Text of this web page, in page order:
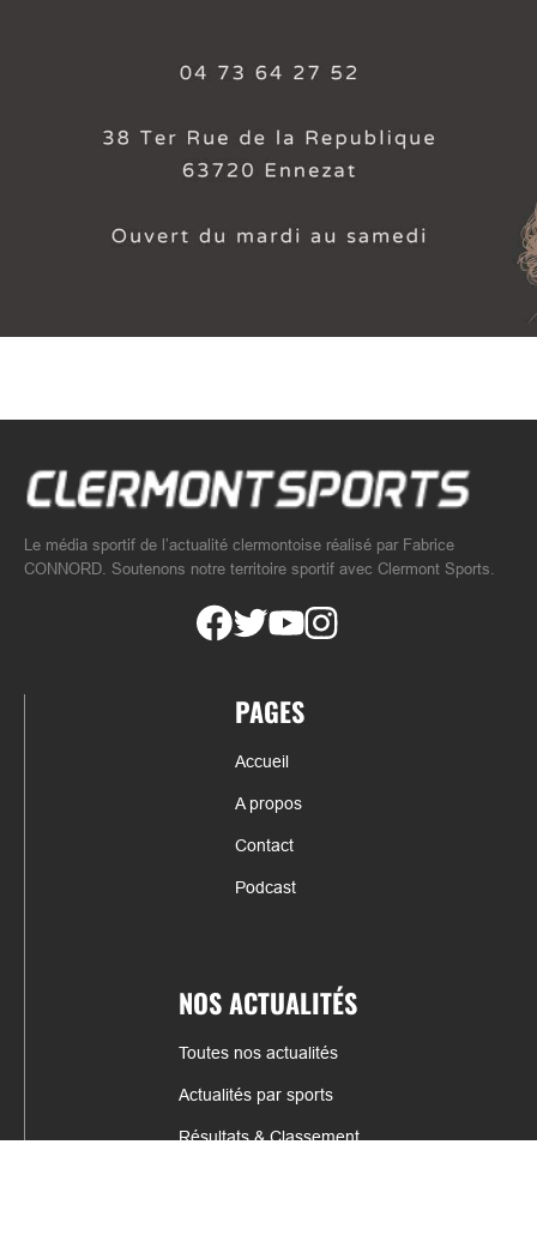
Le média sportif de l’actualité clermontoise réalisé par Fabrice
CONNORD. Soutenons notre territoire sportif avec Clermont Sports.
PAGES
Accueil
A propos
Contact
Podcast
NOS ACTUALITÉS
Toutes nos actualités
Actualités par sports
Résultats & Classement